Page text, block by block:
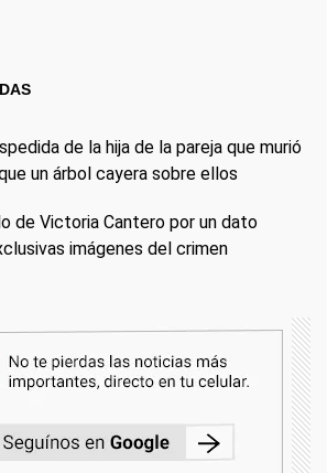
de la hija de la pareja que murió
un árbol cayera sobre ellos
de Victoria Cantero por un dato
imágenes del crimen